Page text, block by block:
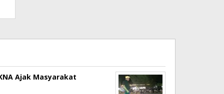
Ajak Masyarakat